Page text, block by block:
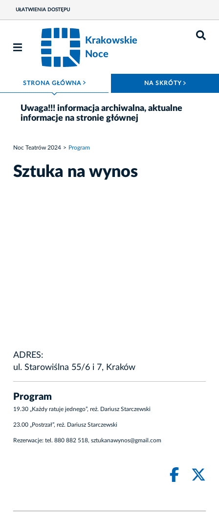
UŁATWIENIA DOSTĘPU
Krakowskie
Noce
STRONA GŁÓWNA ROZWIŃ MENU NA SKRÓTY
Uwaga!!! informacja archiwalna, aktualne
informacje na stronie głównej
Noc Teatrów 2024 Program
Sztuka na wynos
ADRES:
ul. Starowiślna 55/6 i 7, Kraków
Program
19.30 „Każdy ratuje jednego”, reż. Dariusz Starczewski
23.00 „Postrzał”, reż. Dariusz Starczewski
Rezerwacje: tel. 880 882 518, sztukanawynos@gmail.com